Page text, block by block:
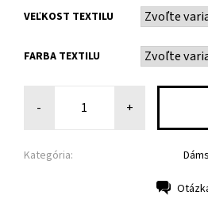
VEĽKOST TEXTILU
FARBA TEXTILU
- +
Kategória: